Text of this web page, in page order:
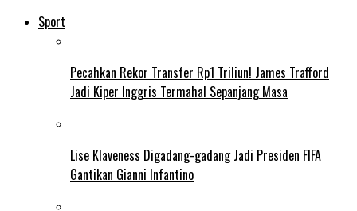
Sport
Pecahkan Rekor Transfer Rp1 Triliun! James Trafford
Jadi Kiper Inggris Termahal Sepanjang Masa
Lise Klaveness Digadang-gadang Jadi Presiden FIFA
Gantikan Gianni Infantino